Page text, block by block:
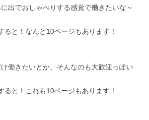
出でおしゃべりする感覚で働きたいな～
ると！なんと10ページもあります！
働きたいとか、そんなのも大歓迎っぽい
ると！これも10ページもあります！